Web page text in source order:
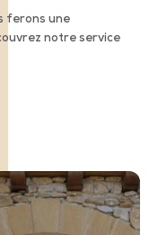
ferons une
notre service